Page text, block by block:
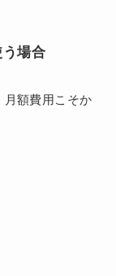
場合
月額費用こそか